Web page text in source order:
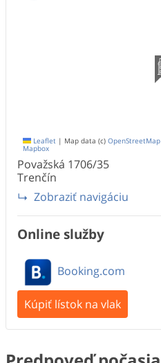
Leaflet | Map data (c) OpenStreetMap
Mapbox
Považská 1706/35
Trenčín
Zobraziť navigáciu
Online služby
Booking.com
Kúpiť lístok na vlak